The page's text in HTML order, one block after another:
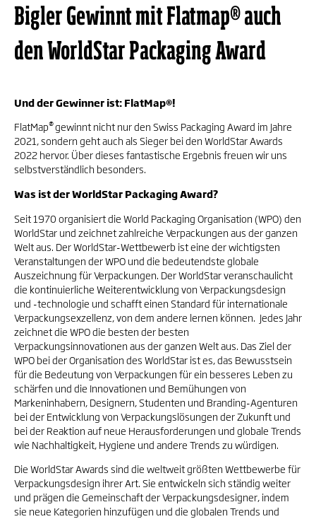
Bigler Gewinnt mit Flatmap® auch
den WorldStar Packaging Award
Und der Gewinner ist: FlatMap®!
FlatMap®gewinnt nicht nur den Swiss Packaging Award im Jahre
2021, sondern geht auch als Sieger bei den WorldStar Awards
2022 hervor. Über dieses fantastische Ergebnis freuen wir uns
selbstverständlich besonders.
Was ist der WorldStar Packaging Award?
Seit 1970 organisiert die World Packaging Organisation (WPO) den
WorldStar und zeichnet zahlreiche Verpackungen aus der ganzen
Welt aus. Der WorldStar-Wettbewerb ist eine der wichtigsten
Veranstaltungen der WPO und die bedeutendste globale
Auszeichnung für Verpackungen. Der WorldStar veranschaulicht
die kontinuierliche Weiterentwicklung von Verpackungsdesign
und -technologie und schafft einen Standard für internationale
Verpackungsexzellenz, von dem andere lernen können. Jedes Jahr
zeichnet die WPO die besten der besten
Verpackungsinnovationen aus der ganzen Welt aus. Das Ziel der
WPO bei der Organisation des WorldStar ist es, das Bewusstsein
für die Bedeutung von Verpackungen für ein besseres Leben zu
schärfen und die Innovationen und Bemühungen von
Markeninhabern, Designern, Studenten und Branding-Agenturen
bei der Entwicklung von Verpackungslösungen der Zukunft und
bei der Reaktion auf neue Herausforderungen und globale Trends
wie Nachhaltigkeit, Hygiene und andere Trends zu würdigen.
Die WorldStar Awards sind die weltweit größten Wettbewerbe für
Verpackungsdesign ihrer Art. Sie entwickeln sich ständig weiter
und prägen die Gemeinschaft der Verpackungsdesigner, indem
sie neue Kategorien hinzufügen und die globalen Trends und